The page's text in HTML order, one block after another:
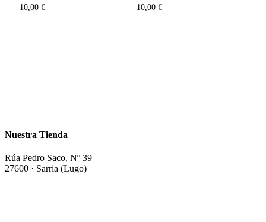
10,00 € 10,00€
Nuestra Tienda
Rúa Pedro Saco, Nº 39
27600 · Sarria (Lugo)